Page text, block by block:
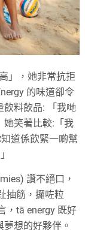
」，她非常抗拒
的味道卻令
飲料飲品: 「我哋
她笑著比較:「我
道係飲緊一啲幫
讚不絕口，
抽筋，攞咗粒
，tā energy 既好
想的好夥伴。